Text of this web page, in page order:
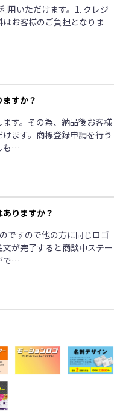
用いただけます。1. クレジ
お客様のご負担となりま
すか？
す。その為、納品後お客様
ます。商標登録申請を行う
も…
りますか？
ですので他の方に同じロゴ
が完了すると商談中ステー
で…